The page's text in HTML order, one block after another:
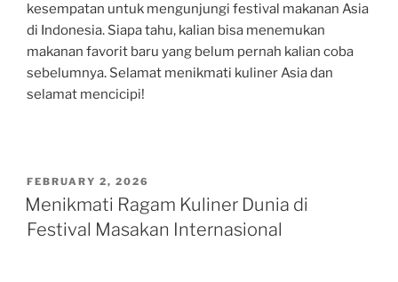
kesempatan untuk mengunjungi festival makanan Asia
di Indonesia. Siapa tahu, kalian bisa menemukan
makanan favorit baru yang belum pernah kalian coba
sebelumnya. Selamat menikmati kuliner Asia dan
selamat mencicipi!
POSTED
ON
FEBRUARY 2, 2026
Menikmati Ragam Kuliner Dunia di
Festival Masakan Internasional